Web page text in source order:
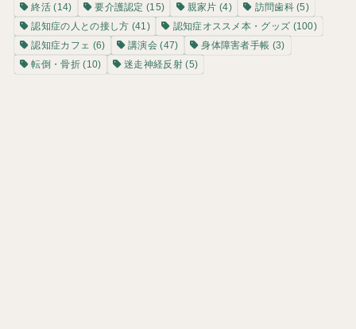
終活 (14) 要介護認定 (15) 親家片 (4) 訪問歯科(5)
認知症の人との接し方 (41) 認知症オススメ本・グッズ (100)
認知症カフェ (6) 講演会 (47) 身体障害者手帳 (3)
転倒・骨折(10) 迷走神経反射(5)